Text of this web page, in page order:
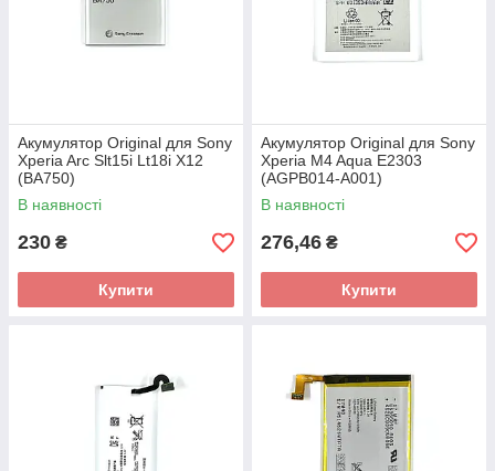
Акумулятор Original для Sony
Xperia Arc Slt15i Lt18i X12
(BA750)
В наявності
230 ₴
Купити
Акумулятор Original для Sony
Xperia M4 Aqua E2303
(AGPB014-A001)
В наявності
276,46 ₴
Купити